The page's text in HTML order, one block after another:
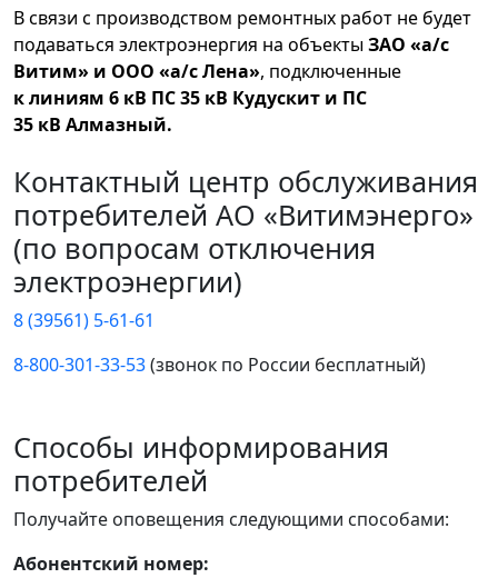
В связи с производством ремонтных работ не будет
подаваться электроэнергия на объектыЗАО «а/с
Витим» и ООО «а/с Лена», подключенные
к линиям 6 кВ ПС 35 кВ Кудускит и ПС
35 кВ Алмазный.
Контактный центр обслуживания
потребителей АО «Витимэнерго»
(по вопросам отключения
электроэнергии)
8 (39561) 5-61-61
8-800-301-33-53(звонок по России бесплатный)
Способы информирования
потребителей
Получайте оповещения следующими способами:
Абонентский номер: